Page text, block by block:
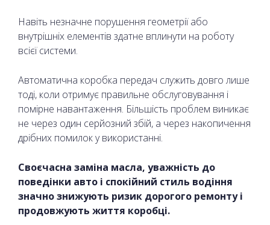
Навіть незначне порушення геометрії або
внутрішніх елементів здатне вплинути на роботу
всієї системи.
Автоматична коробка передач служить довго лише
тоді, коли отримує правильне обслуговування і
помірне навантаження. Більшість проблем виникає
не через один серйозний збій, а через накопичення
дрібних помилок у використанні.
Своєчасна заміна масла, уважність до
поведінки авто і спокійний стиль водіння
значно знижують ризик дорогого ремонту і
продовжують життя коробці.